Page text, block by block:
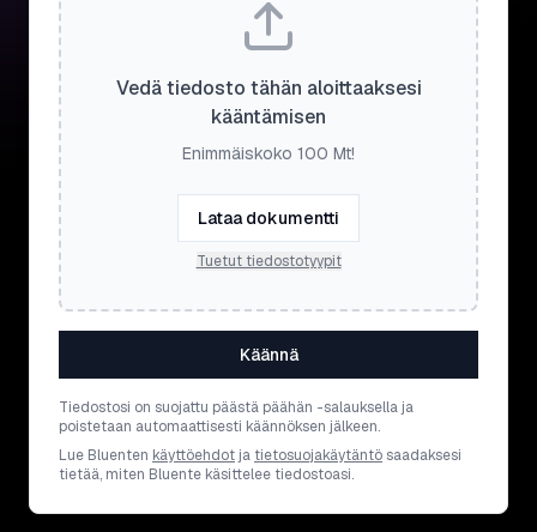
Vedä tiedosto tähän aloittaaksesi
kääntämisen
Enimmäiskoko 100 Mt!
Lataa dokumentti
Tuetut tiedostotyypit
Käännä
Tiedostosi on suojattu päästä päähän -salauksella ja
poistetaan automaattisesti käännöksen jälkeen.
Lue Bluenten käyttöehdot ja tietosuojakäytäntösaadaksesi
tietää, miten Bluente käsittelee tiedostoasi.